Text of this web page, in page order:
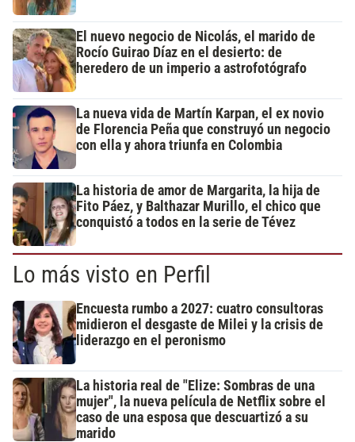
El nuevo negocio de Nicolás, el marido de
Rocío Guirao Díaz en el desierto: de
heredero de un imperio a astrofotógrafo
La nueva vida de Martín Karpan, el ex novio
de Florencia Peña que construyó un negocio
con ella y ahora triunfa en Colombia
La historia de amor de Margarita, la hija de
Fito Páez, y Balthazar Murillo, el chico que
conquistó a todos en la serie de Tévez
Lo más visto en Perfil
Encuesta rumbo a 2027: cuatro consultoras
midieron el desgaste de Milei y la crisis de
liderazgo en el peronismo
La historia real de "Elize: Sombras de una
mujer", la nueva película de Netflix sobre el
caso de una esposa que descuartizó a su
marido